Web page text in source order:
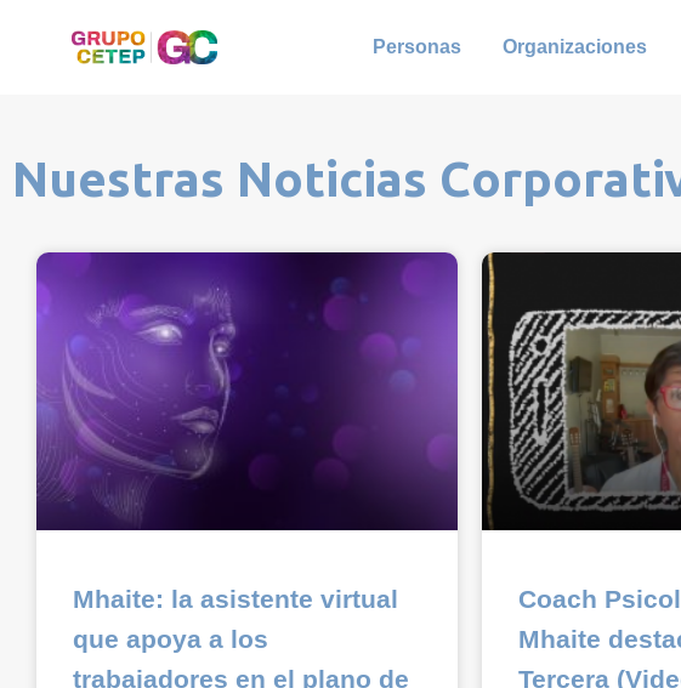
Personas Organizaciones
Nuestras Noticias
Mhaite: la asistente virtual
que apoya a los
trabajadores en el plano de
Coach
Mhaite
Tercera